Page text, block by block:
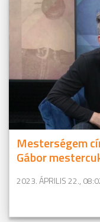
Mesterségem
Gábor
2023. ÁPRILIS 22.,